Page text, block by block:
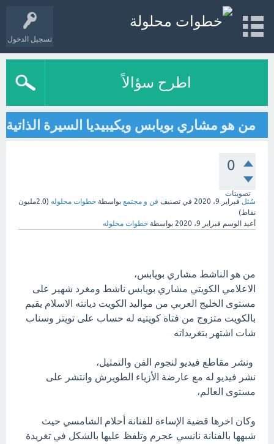
تسجيل الدخول
اطرح سؤالاً
من هو مشاري بويابس ويكيبيديا السيرة الذاتية
0
تصويتات
سُئل فبراير 9، 2020 في تصنيف فن و مجتمع بواسطة خطوات محلوله (2.0مليون
نقاط)
أعيد الوسم فبراير 9، 2020 بواسطة خطوات محلوله
من هو الناشط مشاري بويابس،
الاعلامي الكويتي مشاري بويابس ناشط ومغرد شهير على
مستوى الخليج العربي من مواليد الكويت ديانته الاسلام يقيم
بالكويت متزوج من فتاة كويتيه له حساب على تويتر وسناب
شات اشتهر بتغريداته
ونشر مقاطع فيديو لنجوم الفن والتمثيل،
نشر فيديو له مع عارضة الأزياء الطويرش وانتشر على
مستوى العالم،
وكان اخرها قضية الإساءة للفنانة أحلام الشامسي حيث
شبهها بالفنانة نانسي عجرم وتلفظ عليها بالشكل في تغريدة